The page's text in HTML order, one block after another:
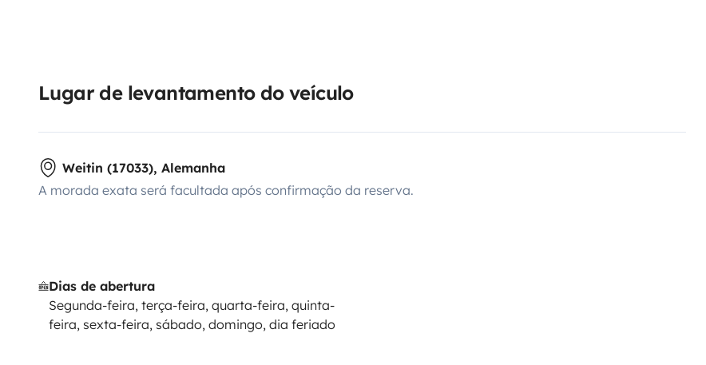
Lugar de levantamento do veículo
Weitin (17033), Alemanha
A morada exata será facultada após confirmação da reserva.
Dias de abertura
Segunda-feira, terça-feira, quarta-feira, quinta-
feira, sexta-feira, sábado, domingo, dia feriado